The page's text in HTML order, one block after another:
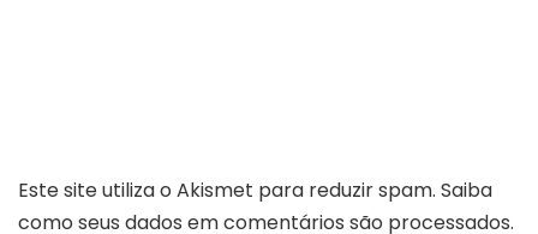
Este site utiliza o Akismet para reduzir spam. Saiba
como seus dados em comentários são processados.